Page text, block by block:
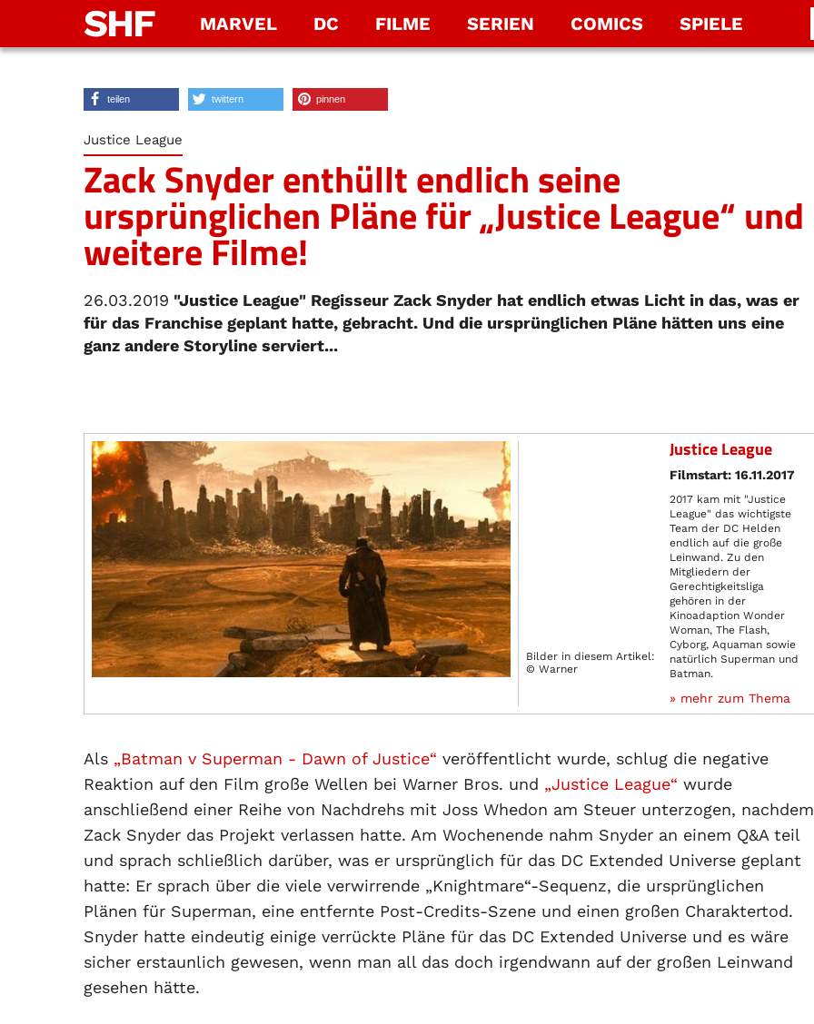
SHF MARVEL DC FILME SERIEN COMICS SPIELE
teilen twittern pinnen
Justice League
Zack Snyder enthüllt endlich seine
ursprünglichen Pläne für „Justice League“ und
weitere Filme!
26.03.2019 "Justice League" Regisseur Zack Snyder hat endlich etwas Licht in das, was er
für das Franchise geplant hatte, gebracht. Und die ursprünglichen Pläne hätten uns eine
ganz andere Storyline serviert...
Bilder in diesem Artikel:
© Warner
Justice League
Filmstart: 16.11.2017
2017 kam mit "Justice
League" das wichtigste
Team der DC Helden
endlich auf die große
Leinwand. Zu den
Mitgliedern der
Gerechtigkeitsliga
gehören in der
Kinoadaption Wonder
Woman, The Flash,
Cyborg, Aquaman sowie
natürlich Superman und
Batman.
» mehr zum Thema
Als „Batman v Superman - Dawn of Justice“ veröffentlicht wurde, schlug die negative
Reaktion auf den Film große Wellen bei Warner Bros. und „Justice League“ wurde
anschließend einer Reihe von Nachdrehs mit Joss Whedon am Steuer unterzogen, nachdem
Zack Snyder das Projekt verlassen hatte. Am Wochenende nahm Snyder an einem Q&A teil
und sprach schließlich darüber, was er ursprünglich für das DC Extended Universe geplant
hatte: Er sprach über die viele verwirrende „Knightmare“-Sequenz, die ursprünglichen
Plänen für Superman, eine entfernte Post-Credits-Szene und einen großen Charaktertod.
Snyder hatte eindeutig einige verrückte Pläne für das DC Extended Universe und es wäre
sicher erstaunlich gewesen, wenn man all das doch irgendwann auf der großen Leinwand
gesehen hätte.